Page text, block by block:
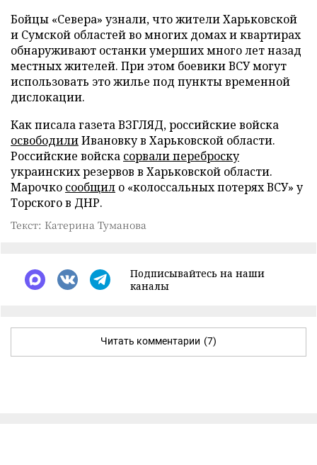
Бойцы «Севера» узнали, что жители Харьковской
и Сумской областей во многих домах и квартирах
обнаруживают останки умерших много лет назад
местных жителей. При этом боевики ВСУ могут
использовать это жилье под пункты временной
дислокации.
Как писала газета ВЗГЛЯД, российские войска
освободилиИвановку в Харьковской области.
Российские войска сорвали переброску
украинских резервов в Харьковской области.
Марочко сообщил о «колоссальных потерях ВСУ» у
Торского в ДНР.
Текст: Катерина Туманова
Подписывайтесь на наши
каналы
Читать комментарии (7)